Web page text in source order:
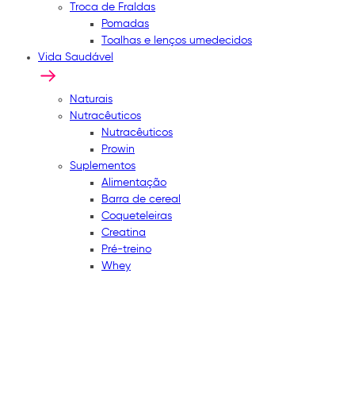
Troca de Fraldas
Pomadas
Toalhas e lenços umedecidos
Vida Saudável
Naturais
Nutracêuticos
Nutracêuticos
Prowin
Suplementos
Alimentação
Barra de cereal
Coqueteleiras
Creatina
Pré-treino
Whey